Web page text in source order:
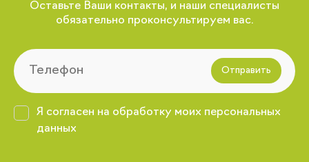
Оставьте Ваши контакты, и наши специалисты
обязательно проконсультируем вас.
Отправить
Я согласен на обработку моих персональных
данных